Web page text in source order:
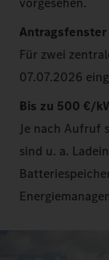
Für zwei
07.07.2026
Bis zu 500 €/
Je nach Aufruf
sind u. a.